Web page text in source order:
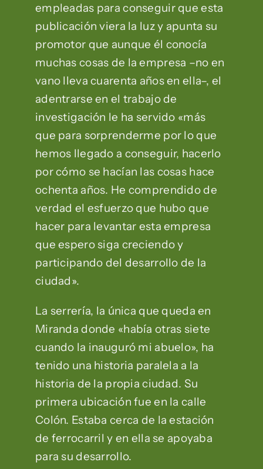
empleadas para conseguir que esta
publicación viera la luz y apunta su
promotor que aunque él conocía
muchas cosas de la empresa –no en
vano lleva cuarenta años en ella–, el
adentrarse en el trabajo de
investigación le ha servido «más
que para sorprenderme por lo que
hemos llegado a conseguir, hacerlo
por cómo se hacían las cosas hace
ochenta años. He comprendido de
verdad el esfuerzo que hubo que
hacer para levantar esta empresa
que espero siga creciendo y
participando del desarrollo de la
ciudad».
La serrería, la única que queda en
Miranda donde «había otras siete
cuando la inauguró mi abuelo», ha
tenido una historia paralela a la
historia de la propia ciudad. Su
primera ubicación fue en la calle
Colón. Estaba cerca de la estación
de ferrocarril y en ella se apoyaba
para su desarrollo.